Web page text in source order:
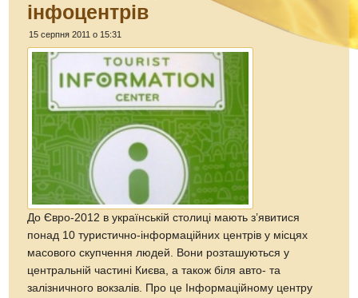
інфоцентрів
15 серпня 2011 о 15:31
До Євро-2012 в українській столиці мають з’явитися
понад 10 туристично-інформаційних центрів у місцях
масового скупчення людей. Вони розташуються у
центральній частині Києва, а також біля авто- та
залізничного вокзалів. Про це Інформаційному центру